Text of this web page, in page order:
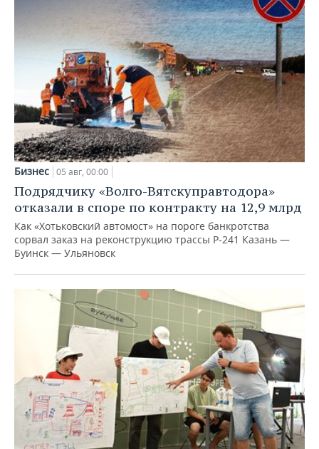
Бизнес 05 авг, 00:00
Подрядчику «Волго-Вятскуправтодора»
отказали в споре по контракту на 12,9 млрд
Как «Хотьковский автомост» на пороге банкротства
сорвал заказ на реконструкцию трассы Р‑241 Казань —
Буинск — Ульяновск